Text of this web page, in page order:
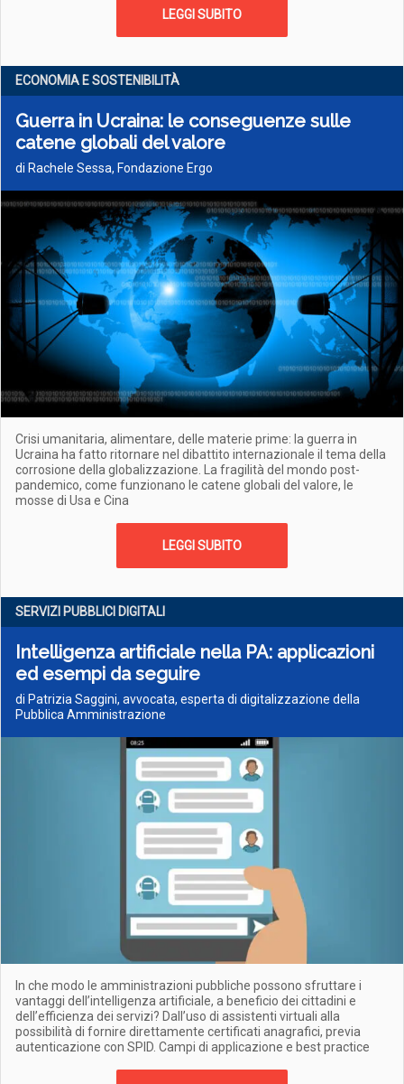
LEGGI SUBITO
ECONOMIA E SOSTENIBILITÀ
Guerra in Ucraina: le conseguenze sulle
catene globali del valore
di Rachele Sessa, Fondazione Ergo
Crisi umanitaria, alimentare, delle materie prime: la guerra in
Ucraina ha fatto ritornare nel dibattito internazionale il tema della
corrosione della globalizzazione. La fragilità del mondo post-
pandemico, come funzionano le catene globali del valore, le
mosse di Usa e Cina
LEGGI SUBITO
SERVIZI PUBBLICI DIGITALI
Intelligenza artificiale nella PA: applicazioni
ed esempi da seguire
di Patrizia Saggini, avvocata, esperta di digitalizzazione della
Pubblica Amministrazione
In che modo le amministrazioni pubbliche possono sfruttare i
vantaggi dell’intelligenza artificiale, a beneficio dei cittadini e
dell’efficienza dei servizi? Dall’uso di assistenti virtuali alla
possibilità di fornire direttamente certificati anagrafici, previa
autenticazione con SPID. Campi di applicazione e best practice